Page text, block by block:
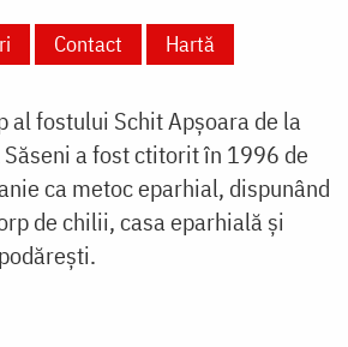
Contact Hartă
al fostului Schit Apșoara de la
a fost ctitorit în 1996 de
ca metoc eparhial, dispunând
de chilii, casa eparhială și